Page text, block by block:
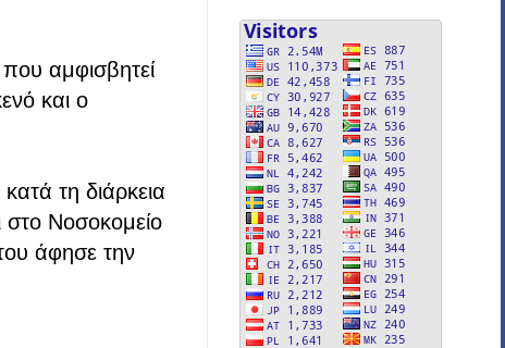
αμφισβητεί
και ο
τη διάρκεια
στο Νοσοκομείο
άφησε την